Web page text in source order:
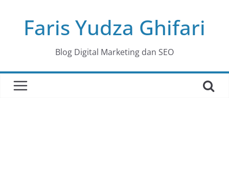
contentFaris Yudza Ghifari
Blog Digital Marketing dan SEO